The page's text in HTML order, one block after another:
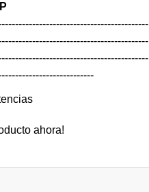
ahora!